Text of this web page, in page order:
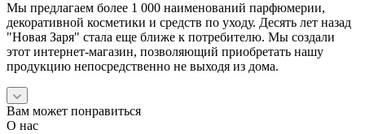
Мы предлагаем более 1 000 наименований парфюмерии,
декоративной косметики и средств по уходу. Десять лет назад
"Новая Заря" стала еще ближе к потребителю. Мы создали
этот интернет-магазин, позволяющий приобретать нашу
продукцию непосредственно не выходя из дома.
Вам может понравиться
О нас